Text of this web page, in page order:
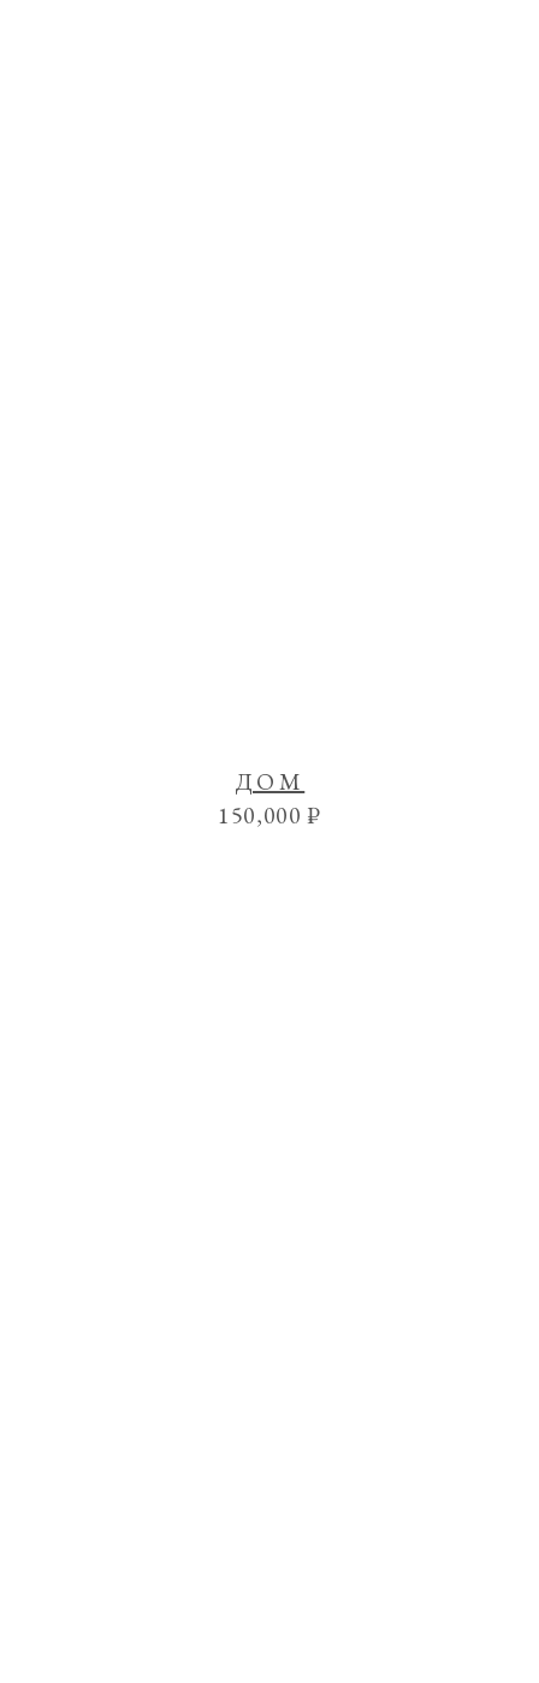
ДОМ
150,000₽